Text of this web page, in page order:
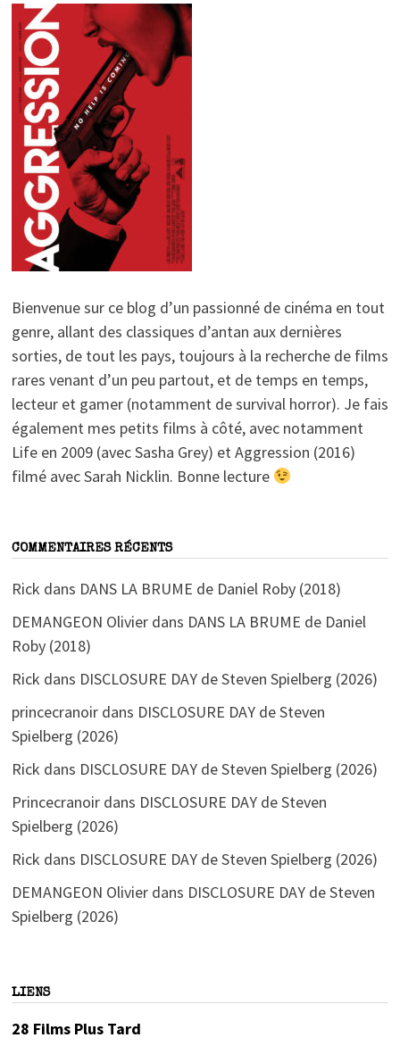
Bienvenue sur ce blog d’un passionné de cinéma en tout
genre, allant des classiques d’antan aux dernières
sorties, de tout les pays, toujours à la recherche de films
rares venant d’un peu partout, et de temps en temps,
lecteur et gamer (notamment de survival horror). Je fais
également mes petits films à côté, avec notamment
Life en 2009 (avec Sasha Grey) et Aggression (2016)
filmé avec Sarah Nicklin. Bonne lecture
COMMENTAIRES RÉCENTS
Rick dans DANS LA BRUME de Daniel Roby (2018)
DEMANGEON Olivierdans DANS LA BRUME de Daniel
Roby (2018)
Rick dans DISCLOSURE DAY de Steven Spielberg (2026)
princecranoirdans DISCLOSURE DAY de Steven
Spielberg (2026)
Rick dans DISCLOSURE DAY de Steven Spielberg (2026)
Princecranoirdans DISCLOSURE DAY de Steven
Spielberg (2026)
Rick dans DISCLOSURE DAY de Steven Spielberg (2026)
DEMANGEON Olivierdans DISCLOSURE DAY de Steven
Spielberg (2026)
LIENS
28 Films Plus Tard